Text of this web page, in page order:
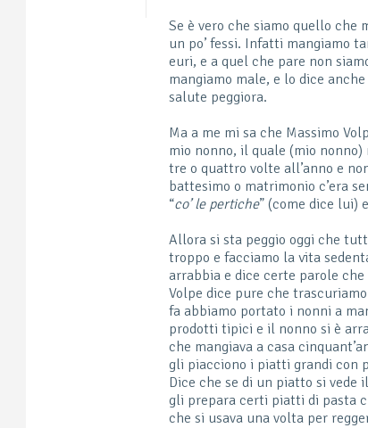
Se è vero che siamo quello
un po’ fessi. Infatti mangiamo
euri, e a quel che pare non
mangiamo male, e lo dice
salute peggiora.
Ma a me mi sa che Massimo
mio nonno, il quale (mio
tre o quattro volte all’anno e
battesimo o matrimonio c’era
“co’ le pertiche” (come dice lui)
Allora si sta peggio oggi che
troppo e facciamo la vita
arrabbia e dice certe parole
Volpe dice pure che
fa abbiamo portato i nonni a
prodotti tipici e il nonno si è
che mangiava a casa
gli piacciono i piatti grandi con
Dice che se di un piatto si vede
gli prepara certi piatti di pasta
che si usava una volta per